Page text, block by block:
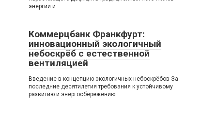
энергии и
Коммерцбанк Франкфурт:
инновационный экологичный
небоскрёб с естественной
вентиляцией
Введение в концепцию экологичных небоскрёбов За
последние десятилетия требования к устойчивому
развитию и энергосбережению